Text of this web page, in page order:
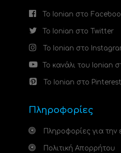
Το Ionian στο
Το Ionian στο Twitter
Το Ionian στο
Το κανάλι του Ionian
Το Ionian στο Pinterest
Πληροφορίες
Πληροφορίες για την
Πολιτική Απορρήτου